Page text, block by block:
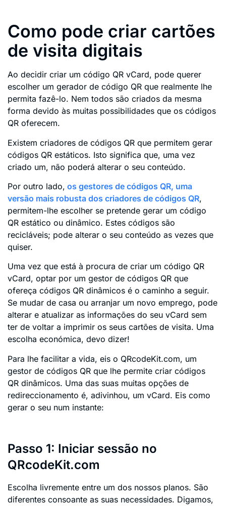
Como pode criar cartões
de visita digitais
Ao decidir criar um código QR vCard, pode querer
escolher um gerador de código QR que realmente lhe
permita fazê-lo. Nem todos são criados da mesma
forma devido às muitas possibilidades que os códigos
QR oferecem.
Existem criadores de códigos QR que permitem gerar
códigos QR estáticos. Isto significa que, uma vez
criado um, não poderá alterar o seu conteúdo.
Por outro lado, os gestores de códigos QR, uma
versão mais robusta dos criadores de códigos QR,
permitem-lhe escolher se pretende gerar um código
QR estático ou dinâmico. Estes códigos são
recicláveis; pode alterar o seu conteúdo as vezes que
quiser.
Uma vez que está à procura de criar um código QR
vCard, optar por um gestor de códigos QR que
ofereça códigos QR dinâmicos é o caminho a seguir.
Se mudar de casa ou arranjar um novo emprego, pode
alterar e atualizar as informações do seu vCard sem
ter de voltar a imprimir os seus cartões de visita. Uma
escolha económica, devo dizer!
Para lhe facilitar a vida, eis o QRcodeKit.com, um
gestor de códigos QR que lhe permite criar códigos
QR dinâmicos. Uma das suas muitas opções de
redireccionamento é, adivinhou, um vCard. Eis como
gerar o seu num instante:
Passo 1: Iniciar sessão no
QRcodeKit.com
Escolha livremente entre um dos nossos planos. São
diferentes consoante as suas necessidades. Digamos,